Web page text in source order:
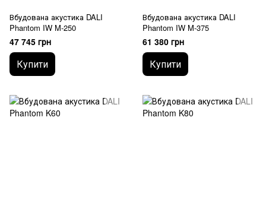
Вбудована акустика DALI
Phantom IW M-250
47 745 грн
Купити
Вбудована акустика DALI
Phantom IW M-375
61 380 грн
Купити